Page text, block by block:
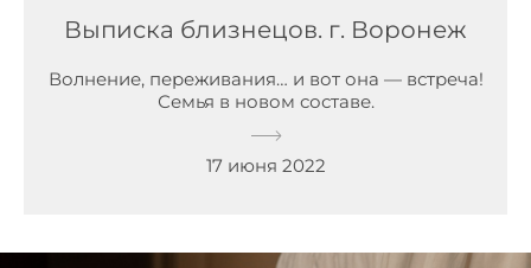
Выписка близнецов. г. Воронеж
Волнение, переживания… и вот она — встреча!
Семья в новом составе.
17 июня 2022